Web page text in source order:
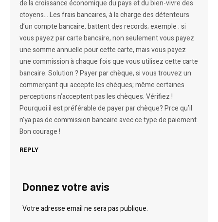
de la croissance économique du pays et du bien-vivre des
ctoyens… Les frais bancaires, à la charge des détenteurs
d’un compte bancaire, battent des records; exemple : si
vous payez par carte bancaire, non seulement vous payez
une somme annuelle pour cette carte, mais vous payez
une commission à chaque fois que vous utilisez cette carte
bancaire. Solution ? Payer par chèque, si vous trouvez un
commerçant qui accepte les chèques; même certaines
perceptions n’acceptent pas les chèques. Vérifiez !
Pourquoi il est préférable de payer par chèque? Prce qu’il
n’ya pas de commission bancaire avec ce type de paiement.
Bon courage !
REPLY
Donnez votre avis
Votre adresse email ne sera pas publique.